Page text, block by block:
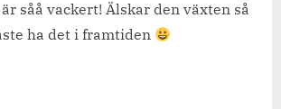
såå vackert! Älskar den växten så
ha det i framtiden